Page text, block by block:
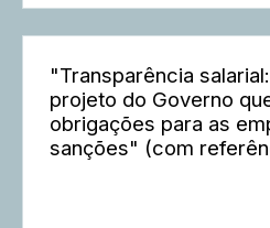
"Transparência
projeto do Governo
obrigações para as
sanções" (com